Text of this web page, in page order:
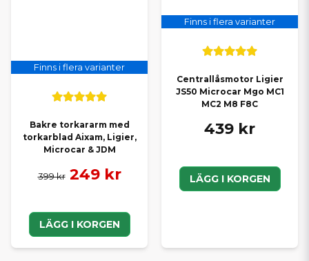
Finns i flera varianter
Bakre torkararm med
torkarblad Aixam, Ligier,
Microcar & JDM
399 kr 249 kr
LÄGG I KORGEN
Finns i flera varianter
Centrallåsmotor Ligier
JS50 Microcar Mgo MC1
MC2 M8 F8C
439 kr
LÄGG I KORGEN